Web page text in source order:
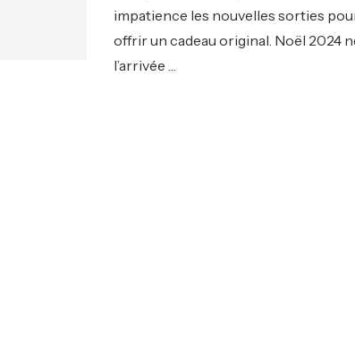
impatience les nouvelles sorties
offrir un cadeau original. Noël 2024
l’arrivée …